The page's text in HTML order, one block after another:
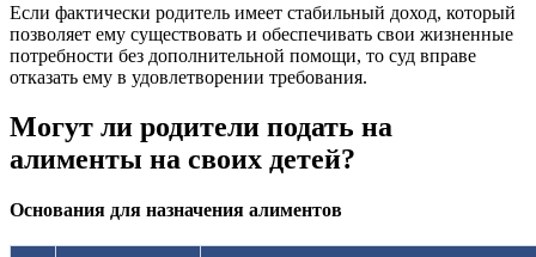
Если фактически родитель имеет стабильный доход, который
позволяет ему существовать и обеспечивать свои жизненные
потребности без дополнительной помощи, то суд вправе
отказать ему в удовлетворении требования.
Могут ли родители подать на
алименты на своих детей?
Основания для назначения алиментов